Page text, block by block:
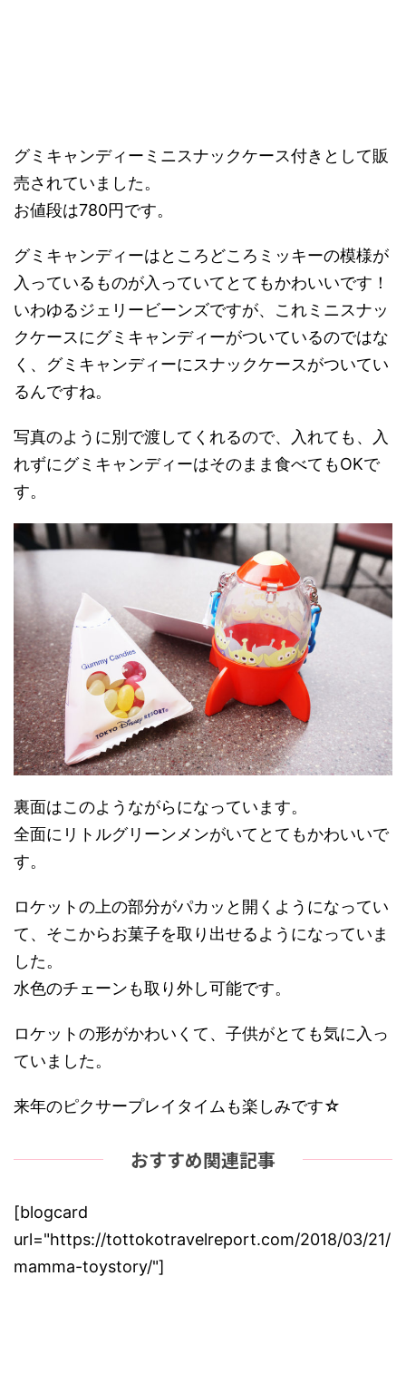
グミキャンディーミニスナックケース付きとして販
売されていました。
お値段は780円です。
グミキャンディーはところどころミッキーの模様が
入っているものが入っていてとてもかわいいです！
いわゆるジェリービーンズですが、これミニスナッ
クケースにグミキャンディーがついているのではな
く、グミキャンディーにスナックケースがついてい
るんですね。
写真のように別で渡してくれるので、入れても、入
れずにグミキャンディーはそのまま食べてもOKで
す。
裏面はこのようながらになっています。
全面にリトルグリーンメンがいてとてもかわいいで
す。
ロケットの上の部分がパカッと開くようになってい
て、そこからお菓子を取り出せるようになっていま
した。
水色のチェーンも取り外し可能です。
ロケットの形がかわいくて、子供がとても気に入っ
ていました。
来年のピクサープレイタイムも楽しみです☆
おすすめ関連記事
[blogcard
url="https://tottokotravelreport.com/2018/03/21/
mamma-toystory/"]